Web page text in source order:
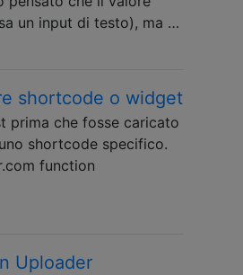
un input di testo), ma …
shortcode o widget
prima che fosse caricato
shortcode specifico.
function
Uploader